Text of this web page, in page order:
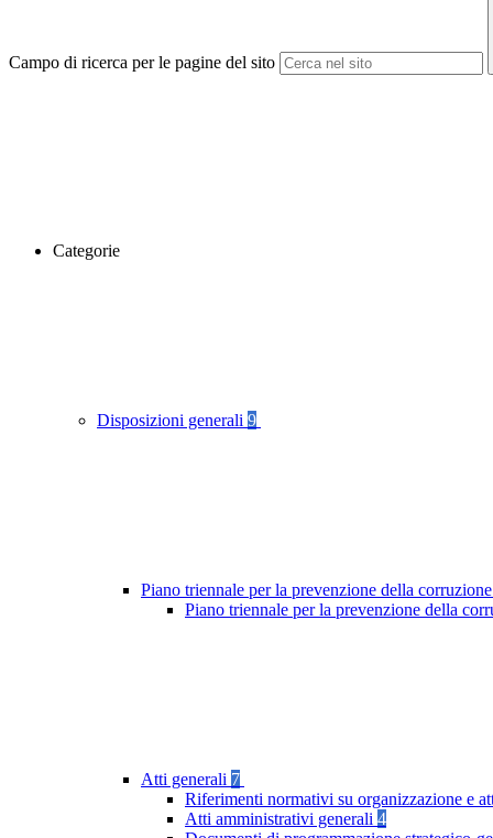
Campo di ricerca per le pagine del sito
Categorie
Disposizioni generali 9
Piano triennale per la prevenzione della
Piano triennale per la prevenzione della
Atti generali 7
Riferimenti normativi su organizzazione e
Atti amministrativi generali 4